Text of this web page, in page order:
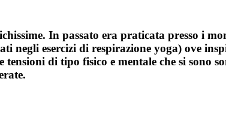
In passato era praticata presso i
negli esercizi di respirazione yoga) ove
di tipo fisico e mentale che si sono